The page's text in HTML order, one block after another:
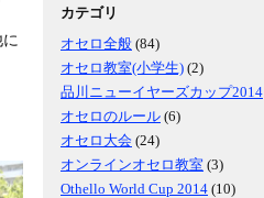
カテゴリ
オセロ全般 (84)
オセロ教室(小学生) (2)
品川ニューイヤーズカップ2014
オセロのルール (6)
オセロ大会 (24)
オンラインオセロ教室 (3)
Othello World Cup 2014 (10)